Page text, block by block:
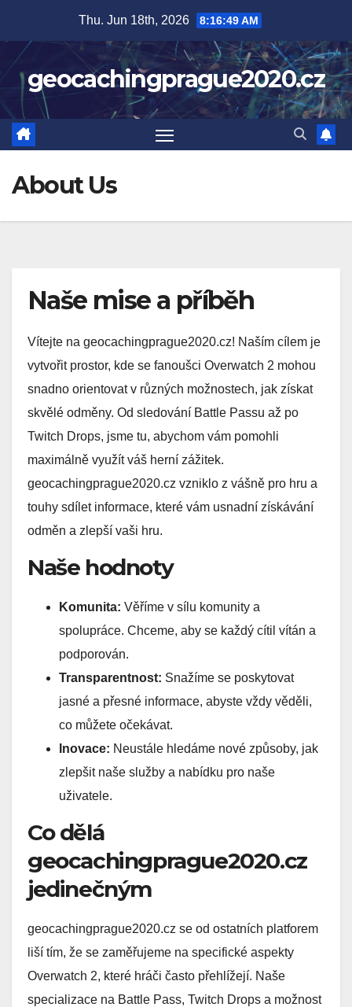
content
Thu. Jun 18th, 2026 8:16:50 AM
geocachingprague2020.cz
About Us
Naše mise a příběh
Vítejte na geocachingprague2020.cz! Naším cílem je
vytvořit prostor, kde se fanoušci Overwatch 2 mohou
snadno orientovat v různých možnostech, jak získat
skvělé odměny. Od sledování Battle Passu až po
Twitch Drops, jsme tu, abychom vám pomohli
maximálně využít váš herní zážitek.
geocachingprague2020.cz vzniklo z vášně pro hru a
touhy sdílet informace, které vám usnadní získávání
odměn a zlepší vaši hru.
Naše hodnoty
Komunita: Věříme v sílu komunity a
spolupráce. Chceme, aby se každý cítil vítán a
podporován.
Transparentnost: Snažíme se poskytovat
jasné a přesné informace, abyste vždy věděli,
co můžete očekávat.
Inovace: Neustále hledáme nové způsoby, jak
zlepšit naše služby a nabídku pro naše
uživatele.
Co dělá
geocachingprague2020.cz
jedinečným
geocachingprague2020.cz se od ostatních platforem
liší tím, že se zaměřujeme na specifické aspekty
Overwatch 2, které hráči často přehlížejí. Naše
specializace na Battle Pass, Twitch Drops a možnost